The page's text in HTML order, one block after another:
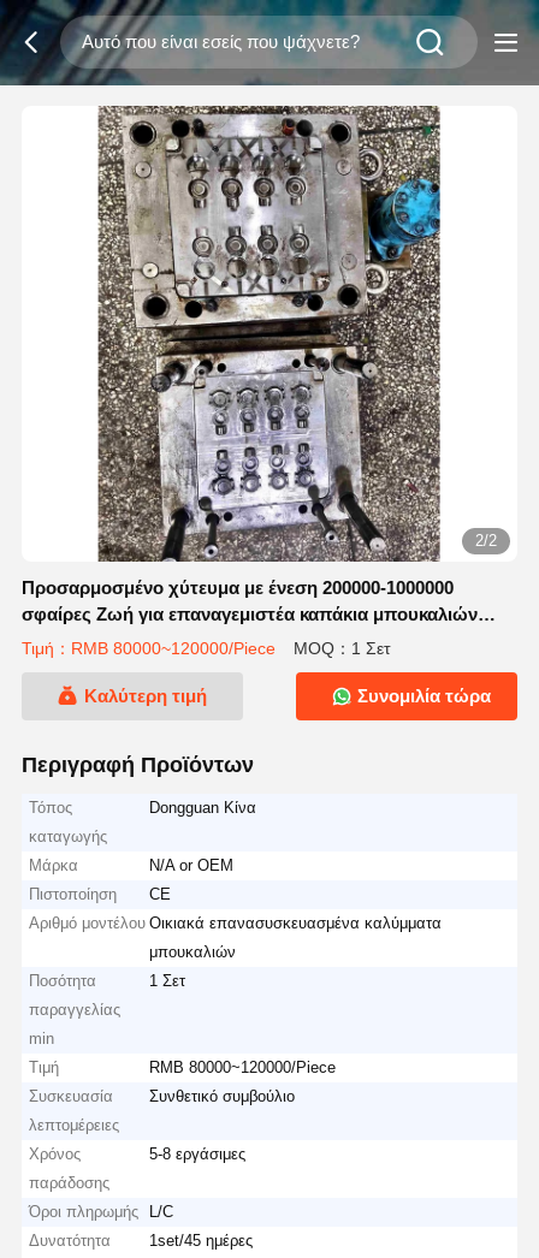
2/2
Προσαρμοσμένο χύτευμα με ένεση 200000-1000000
σφαίρες Ζωή για επαναγεμιστέα καπάκια μπουκαλιών
οικιακού χρήματος
Τιμή：RMB 80000~120000/Piece MOQ：1 Σετ
Καλύτερη τιμή Συνομιλία τώρα
Περιγραφή Προϊόντων
Τόπος
καταγωγής
Dongguan Κίνα
Μάρκα
N/A or OEM
Πιστοποίηση
CE
Αριθμό μοντέλου Οικιακά επανασυσκευασμένα καλύμματα
μπουκαλιών
Ποσότητα
παραγγελίας
min
1 Σετ
Τιμή
RMB 80000~120000/Piece
Συσκευασία
λεπτομέρειες
Συνθετικό συμβούλιο
Χρόνος
παράδοσης
5-8 εργάσιμες
Όροι πληρωμής
L/C
Δυνατότητα
1set/45 ημέρες